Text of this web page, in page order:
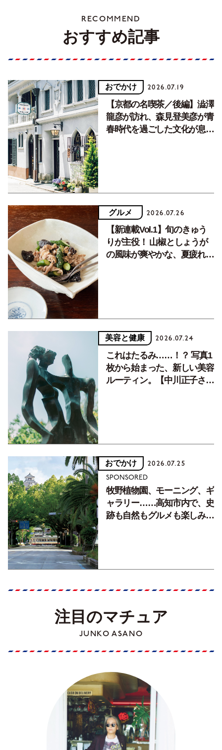
RECOMMEND
おすすめ記事
おでかけ 2026.07.19
【京都の名喫茶／後編】澁澤
龍彦が訪れ、森見登美彦が青
春時代を過ごした文化が息づ
グルメ 2026.07.26
【新連載Vol.1】旬のきゅう
りが主役！ 山椒としょうが
の風味が爽やかな、夏疲れを
美容と健康 2026.07.24
これはたるみ……！？ 写真1
枚から始まった、新しい美容
ルーティン。【中川正子さん
おでかけ 2026.07.25
SPONSORED
牧野植物園、モーニング、ギ
ャラリー……高知市内で、史
跡も自然もグルメも楽しみ尽
注目のマチュア
JUNKO ASANO